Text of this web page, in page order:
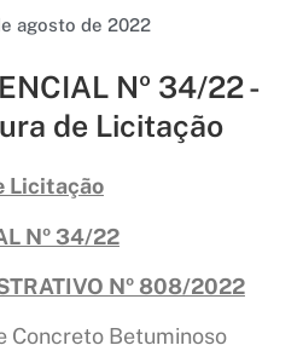
agosto de 2022
Nº 34/22 -
de Licitação
Licitação
Nº 34/22
Nº 808/2022
Concreto Betuminoso